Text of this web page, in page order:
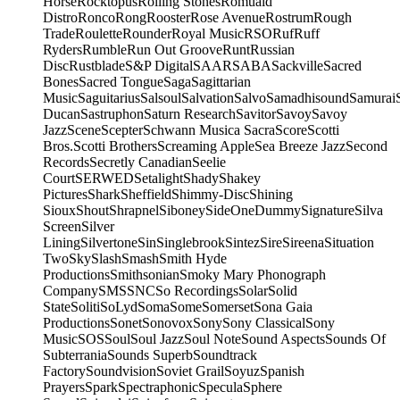
DistroRoncoRongRoosterRose AvenueRostrumRough
TradeRouletteRounderRoyal MusicRSORufRuff
RydersRumbleRun Out GrooveRuntRussian
DiscRustbladeS&P DigitalSAARSABASackvilleSacred
BonesSacred TongueSagaSagittarian
MusicSaguitariusSalsoulSalvationSalvoSamadhisoundSamurai
DucanSastruphonSaturn ResearchSavitorSavoySavoy
JazzSceneScepterSchwann Musica SacraScoreScotti
Bros.Scotti BrothersScreaming AppleSea Breeze JazzSecond
RecordsSecretly CanadianSeelie
CourtSERWEDSetalightShadyShakey
PicturesSharkSheffieldShimmy-DiscShining
SiouxShoutShrapnelSiboneySideOneDummySignatureSilva
ScreenSilver
LiningSilvertoneSinSinglebrookSintezSireSireenaSituation
TwoSkySlashSmashSmith Hyde
ProductionsSmithsonianSmoky Mary Phonograph
CompanySMSSNCSo RecordingsSolarSolid
StateSolitiSoLydSomaSomeSomersetSona Gaia
ProductionsSonetSonovoxSonySony ClassicalSony
MusicSOSSoulSoul JazzSoul NoteSound AspectsSounds Of
SubterraniaSounds SuperbSoundtrack
FactorySoundvisionSoviet GrailSoyuzSpanish
PrayersSparkSpectraphonicSpeculaSphere